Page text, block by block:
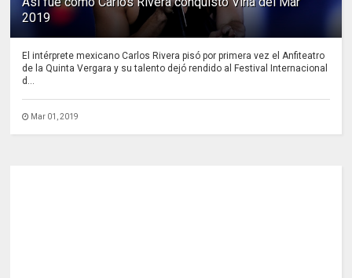
2019
El intérprete mexicano Carlos Rivera pisó por primera vez el Anfiteatro
de la Quinta Vergara y su talento dejó rendido al Festival Internacional
d...
Mar 01, 2019